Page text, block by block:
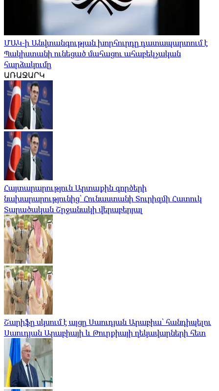
ՄԱԿ-ի Անվտանգության խորհուրդը դատապարտում է
Պակիստանի ունեցած մահացու ահաբեկչական
հարձակումը
ԱՌԱՋԱՐԿ
Հայտարարություն Արտաքին գործերի
նախարարությունից՝ Հունաստանի Տուրիզմի Հատուկ
Տարածական Շրջանակի վերաբերյալ
Շարիֆը սկսում է այցը Սաուդյան Արաբիա՝ հանդիպելու
Սաուդյան Արաբիայի և Թուրքիայի ղեկավարների հետ